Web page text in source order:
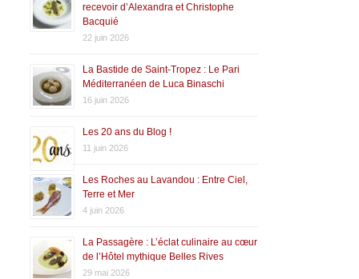
recevoir d’Alexandra et Christophe
Bacquié
22 juin 2026
La Bastide de Saint-Tropez : Le Pari
Méditerranéen de Luca Binaschi
16 juin 2026
Les 20 ans du Blog !
11 juin 2026
Les Roches au Lavandou : Entre Ciel,
Terre et Mer
4 juin 2026
La Passagère : L’éclat culinaire au cœur
de l’Hôtel mythique Belles Rives
29 mai 2026